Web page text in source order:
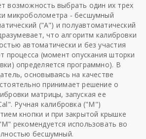
возможность выбрать один их трех
микроболометра - бесшумный
("А") и полуавтоматический
что алгоритм калибровки
автоматически и без участия
процесса (момент опускания шторки
определяется программно). В
основываясь на качестве
принимает решение о
матрицы, запуская ее
Ручная калибровка ("М")
кнопки и при закрытой крышке
рекомендуется использовать во
бесшумный.